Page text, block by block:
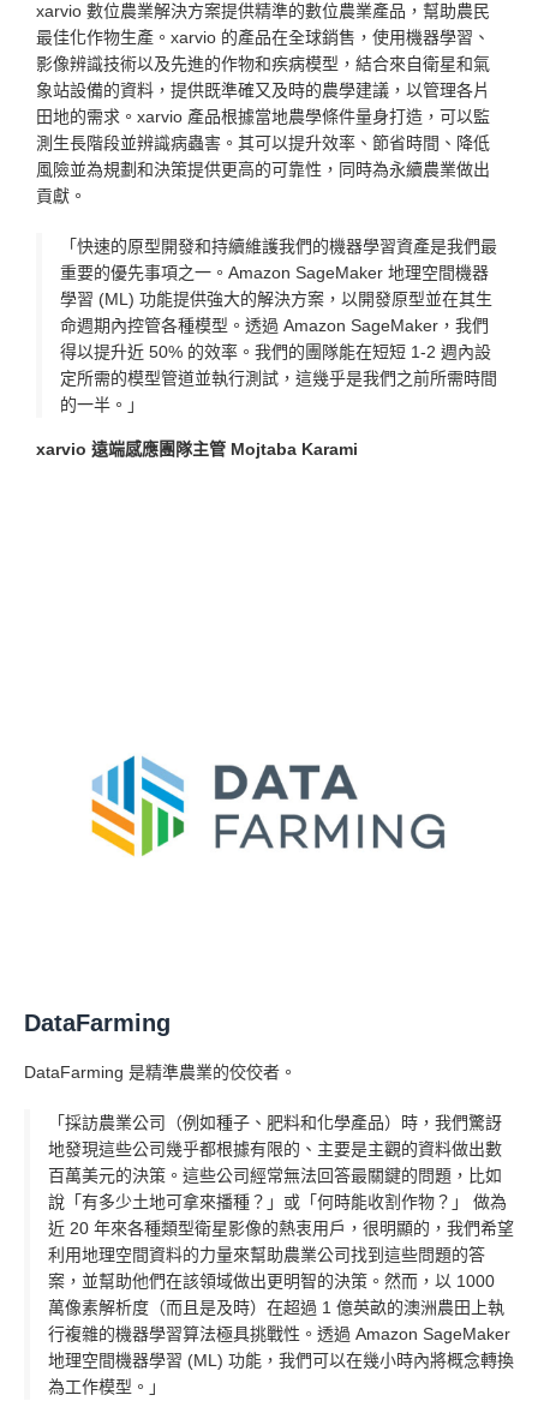
xarvio 數位農業解決方案提供精準的數位農業產品，幫助農民
最佳化作物生產。xarvio 的產品在全球銷售，使用機器學習、
影像辨識技術以及先進的作物和疾病模型，結合來自衛星和氣
象站設備的資料，提供既準確又及時的農學建議，以管理各片
田地的需求。xarvio 產品根據當地農學條件量身打造，可以監
測生長階段並辨識病蟲害。其可以提升效率、節省時間、降低
風險並為規劃和決策提供更高的可靠性，同時為永續農業做出
貢獻。
「快速的原型開發和持續維護我們的機器學習資產是我們最
重要的優先事項之一。Amazon SageMaker 地理空間機器
學習 (ML) 功能提供強大的解決方案，以開發原型並在其生
命週期內控管各種模型。透過 Amazon SageMaker，我們
得以提升近 50% 的效率。我們的團隊能在短短 1-2 週內設
定所需的模型管道並執行測試，這幾乎是我們之前所需時間
的一半。」
xarvio 遠端感應團隊主管 Mojtaba Karami
DataFarming
DataFarming 是精準農業的佼佼者。
「採訪農業公司（例如種子、肥料和化學產品）時，我們驚訝
地發現這些公司幾乎都根據有限的、主要是主觀的資料做出數
百萬美元的決策。這些公司經常無法回答最關鍵的問題，比如
說「有多少土地可拿來播種？」或「何時能收割作物？」 做為
近 20 年來各種類型衛星影像的熱衷用戶，很明顯的，我們希望
利用地理空間資料的力量來幫助農業公司找到這些問題的答
案，並幫助他們在該領域做出更明智的決策。然而，以 1000
萬像素解析度（而且是及時）在超過 1 億英畝的澳洲農田上執
行複雜的機器學習算法極具挑戰性。透過 Amazon SageMaker
地理空間機器學習 (ML) 功能，我們可以在幾小時內將概念轉換
為工作模型。」